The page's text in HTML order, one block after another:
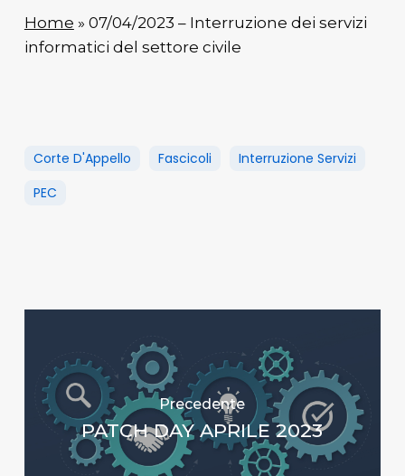
Home » 07/04/2023 – Interruzione dei servizi
informatici del settore civile
Corte D'Appello Fascicoli
Interruzione Servizi
PEC
Precedente
PATCH DAY APRILE 2023